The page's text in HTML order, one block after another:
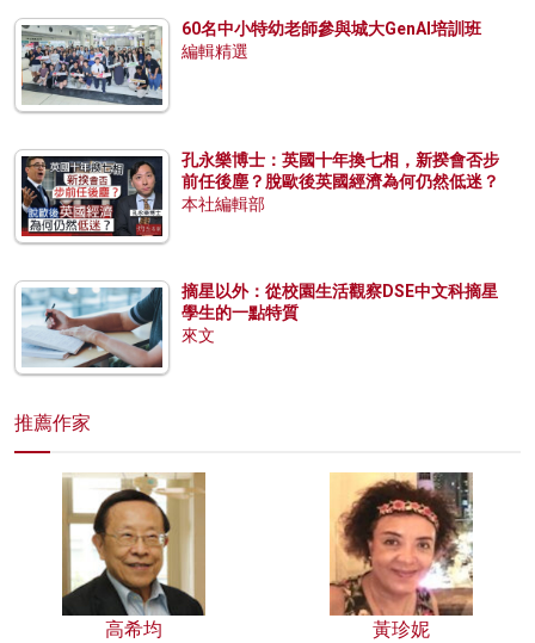
60名中小特幼老師參與城大GenAI培訓班
編輯精選
孔永樂博士：英國十年換七相，新揆會否步
前任後塵？脫歐後英國經濟為何仍然低迷？
本社編輯部
摘星以外：從校園生活觀察DSE中文科摘星
學生的一點特質
來文
推薦作家
高希均 黃珍妮